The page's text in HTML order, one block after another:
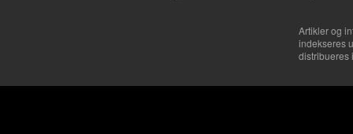
Artikler og
indekseres
distribueres